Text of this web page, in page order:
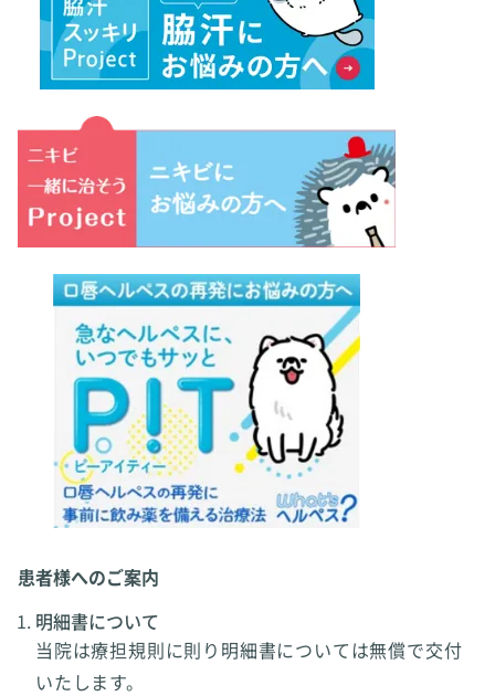
患者様へのご案内
明細書について
当院は療担規則に則り明細書については無償で交付
いたします。